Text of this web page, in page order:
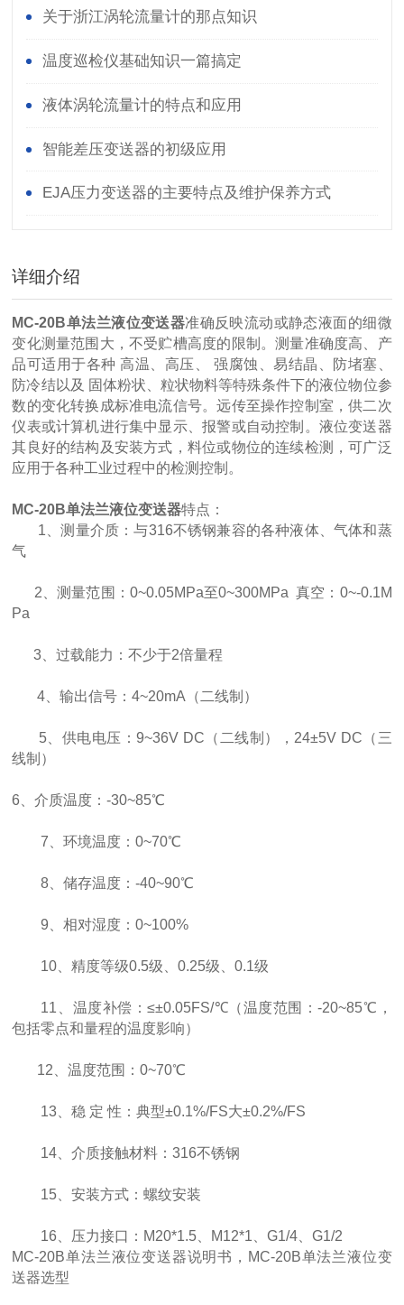
关于浙江涡轮流量计的那点知识
温度巡检仪基础知识一篇搞定
液体涡轮流量计的特点和应用
智能差压变送器的初级应用
EJA压力变送器的主要特点及维护保养方式
详细介绍
MC-20B单法兰液位变送器准确反映流动或静态液面的细微
变化测量范围大，不受贮槽高度的限制。测量准确度高、产
品可适用于各种 高温、高压、 强腐蚀、易结晶、防堵塞、
防冷结以及 固体粉状、粒状物料等特殊条件下的液位物位参
数的变化转换成标准电流信号。远传至操作控制室，供二次
仪表或计算机进行集中显示、报警或自动控制。液位变送器
其良好的结构及安装方式，料位或物位的连续检测，可广泛
应用于各种工业过程中的检测控制。
MC-20B单法兰液位变送器特点：
1、测量介质：与316不锈钢兼容的各种液体、气体和蒸
气
2、测量范围：0~0.05MPa至0~300MPa 真空：0~-0.1M
Pa
3、过载能力：不少于2倍量程
4、输出信号：4~20mA（二线制）
5、供电电压：9~36V DC（二线制），24±5V DC（三
线制）
6、介质温度：-30~85℃
7、环境温度：0~70℃
8、储存温度：-40~90℃
9、相对湿度：0~100%
10、精度等级0.5级、0.25级、0.1级
11、温度补偿：≤±0.05FS/℃（温度范围：-20~85℃，
包括零点和量程的温度影响）
12、温度范围：0~70℃
13、稳 定 性：典型±0.1%/FS大±0.2%/FS
14、介质接触材料：316不锈钢
15、安装方式：螺纹安装
16、压力接口：M20*1.5、M12*1、G1/4、G1/2
MC-20B单法兰液位变送器说明书，MC-20B单法兰液位变
送器选型